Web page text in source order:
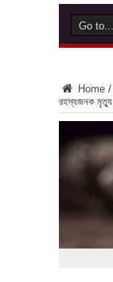
Home /
রহস্যজনক মৃত্যু